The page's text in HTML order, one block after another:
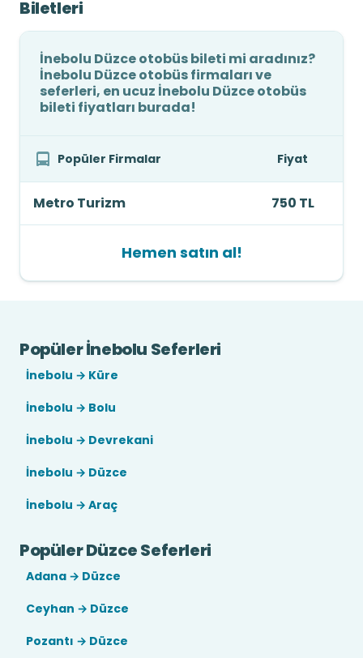
Biletleri
İnebolu Düzce otobüs bileti mi aradınız?
İnebolu Düzce otobüs firmaları ve
seferleri, en ucuz İnebolu Düzce otobüs
bileti fiyatları burada!
Popüler Firmalar Fiyat
Metro Turizm 750 TL
Hemen satın al!
Popüler İnebolu Seferleri
İnebolu → Küre
İnebolu → Bolu
İnebolu → Devrekani
İnebolu → Düzce
İnebolu → Araç
Popüler Düzce Seferleri
Adana → Düzce
Ceyhan → Düzce
Pozantı → Düzce